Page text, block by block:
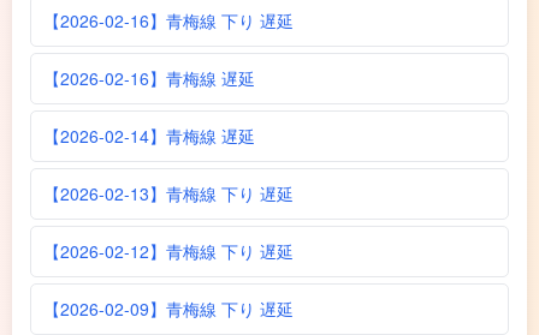
【2026-02-16】青梅線 下り 遅延
【2026-02-16】青梅線 遅延
【2026-02-14】青梅線 遅延
【2026-02-13】青梅線 下り 遅延
【2026-02-12】青梅線 下り 遅延
【2026-02-09】青梅線 下り 遅延